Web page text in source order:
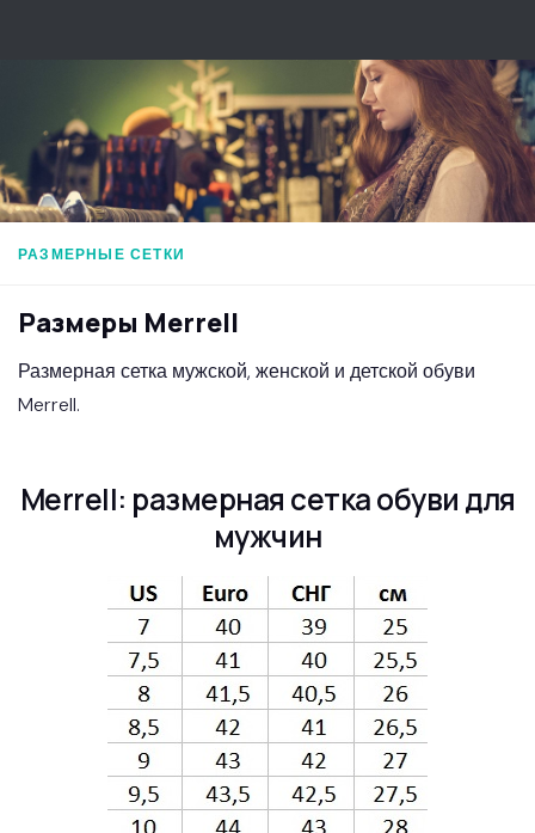
РАЗМЕРНЫЕ СЕТКИ
Размеры Merrell
Размерная сетка мужской, женской и детской обуви
Merrell.
Merrell: размерная сетка обуви для
мужчин